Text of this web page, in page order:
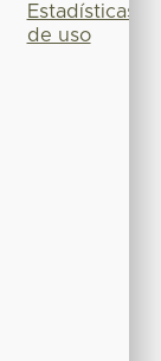
Estadísticas
de uso